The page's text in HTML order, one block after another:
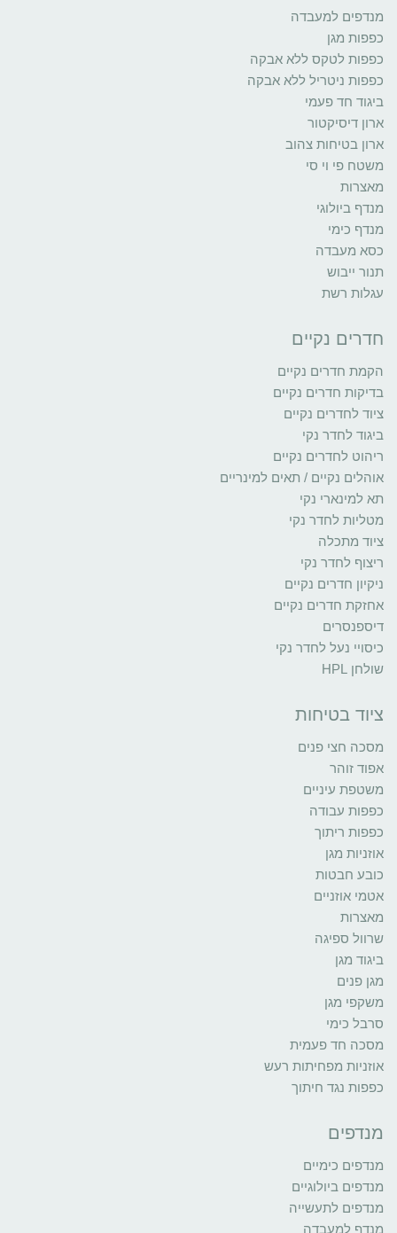
מנדפים למעבדה
כפפות מגן
כפפות לטקס ללא אבקה
כפפות ניטריל ללא אבקה
ביגוד חד פעמי
ארון דיסיקטור
ארון בטיחות צהוב
משטח פי וי סי
מאצרות
מנדף ביולוגי
מנדף כימי
כסא מעבדה
תנור ייבוש
עגלות רשת
חדרים נקיים
הקמת חדרים נקיים
בדיקות חדרים נקיים
ציוד לחדרים נקיים
ביגוד לחדר נקי
ריהוט לחדרים נקיים
אוהלים נקיים / תאים למינריים
תא למינארי נקי
מטליות לחדר נקי
ציוד מתכלה
ריצוף לחדר נקי
ניקיון חדרים נקיים
אחזקת חדרים נקיים
דיספנסרים
כיסויי נעל לחדר נקי
שולחן HPL
ציוד בטיחות
מסכה חצי פנים
אפוד זוהר
משטפת עיניים
כפפות עבודה
כפפות ריתוך
אוזניות מגן
כובע חבטות
אטמי אוזניים
מאצרות
שרוול ספיגה
ביגוד מגן
מגן פנים
משקפי מגן
סרבל כימי
מסכה חד פעמית
אוזניות מפחיתות רעש
כפפות נגד חיתוך
מנדפים
מנדפים כימיים
מנדפים ביולוגיים
מנדפים לתעשייה
מנדף למעבדה